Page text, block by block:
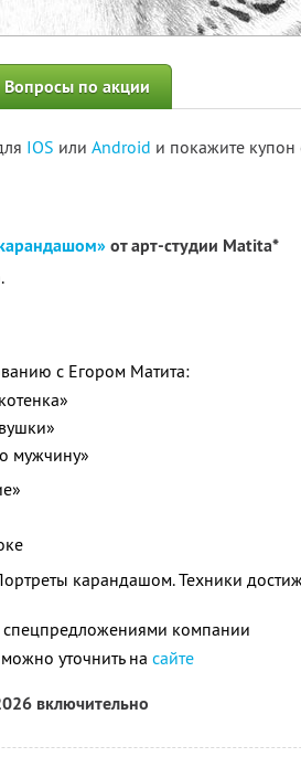
Вопросы по акции
IOS или Android и покажите купон
от арт-студии Matita*
с Егором Матита:
мужчину»
карандашом. Техники
спецпредложениями компании
уточнить на сайте
включительно